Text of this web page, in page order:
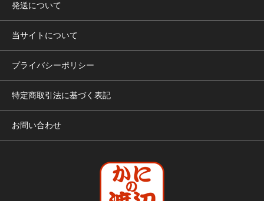
発送について
当サイトについて
プライバシーポリシー
特定商取引法に基づく表記
お問い合わせ